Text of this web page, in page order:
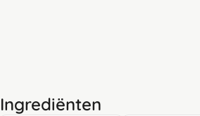
Ingrediënten